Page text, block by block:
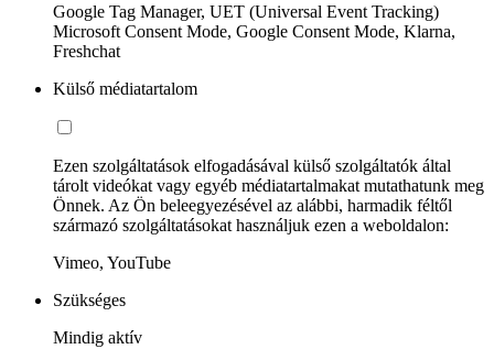
Google Tag Manager, UET (Universal Event Tracking)
Microsoft Consent Mode, Google Consent Mode, Klarna,
Freshchat
Külső médiatartalom
Ezen szolgáltatások elfogadásával külső szolgáltatók által
tárolt videókat vagy egyéb médiatartalmakat mutathatunk meg
Önnek. Az Ön beleegyezésével az alábbi, harmadik féltől
származó szolgáltatásokat használjuk ezen a weboldalon:
Vimeo, YouTube
Szükséges
Mindig aktív